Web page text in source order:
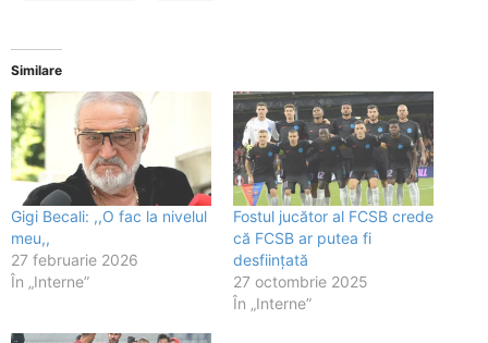
Similare
Gigi Becali: ,,O fac la nivelul
meu,,
27 februarie 2026
În „Interne”
Fostul jucător al FCSB crede
că FCSB ar putea fi
desființată
27 octombrie 2025
În „Interne”